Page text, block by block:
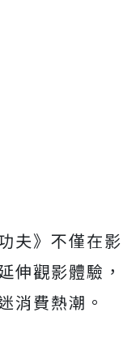
夫》不僅在影
伸觀影體驗，
消費熱潮。